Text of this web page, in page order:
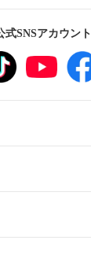
SNSアカウント